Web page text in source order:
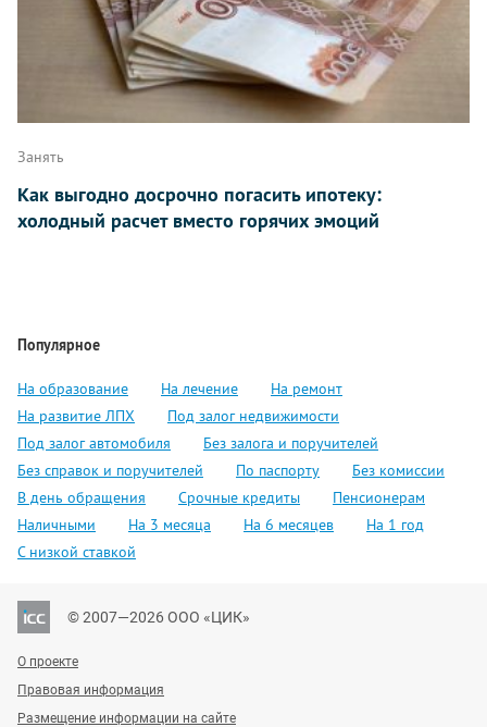
Занять
Как выгодно досрочно погасить ипотеку:
холодный расчет вместо горячих эмоций
Популярное
На образование На лечение
На ремонт
На развитие ЛПХ
Под залог недвижимости
Под залог автомобиля
Без залога и поручителей
Без справок и поручителей
По паспорту
Без комиссии
В день обращения
Срочные кредиты
Пенсионерам
Наличными
На 3 месяца На 6 месяцев
На 1 год
С низкой ставкой
© 2007—2026 ООО «ЦИК»
О проекте
Правовая информация
Размещение информации на сайте